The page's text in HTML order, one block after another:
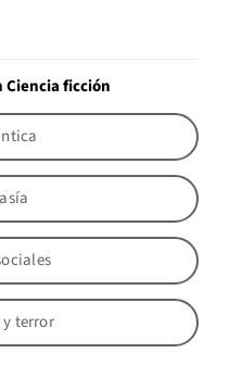
Ciencia ficción
terror